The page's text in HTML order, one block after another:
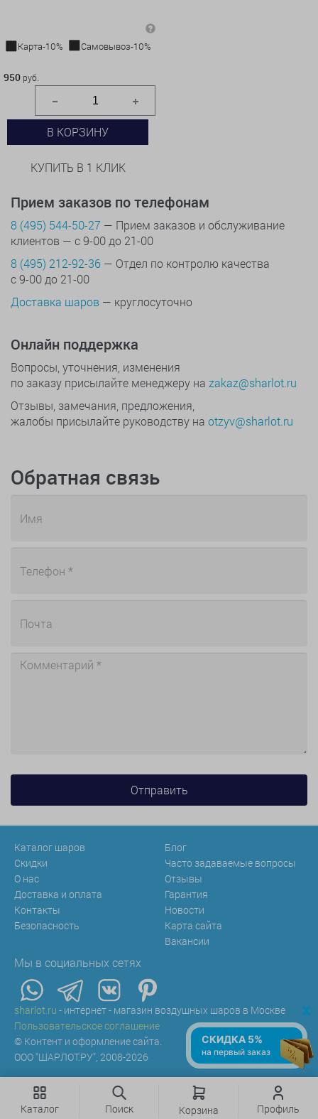
Карта-10%
Самовывоз-10%
950 руб.
В КОРЗИНУ
КУПИТЬ В 1 КЛИК
Прием заказов по телефонам
8 (495) 544-50-27 — Прием заказов и обслуживание
клиентов — с 9-00 до 21-00
8 (495) 212-92-36 — Отдел по контролю качества
с 9-00 до 21-00
Доставка шаров — круглосуточно
Онлайн поддержка
Вопросы, уточнения, изменения
по заказу присылайте менеджеру на zakaz@sharlot.ru
Отзывы, замечания, предложения,
жалобы присылайте руководству на otzyv@sharlot.ru
Обратная связь
Каталог шаров
Скидки
О нас
Доставка и оплата
Контакты
Безопасность
Блог
Часто задаваемые вопросы
Отзывы
Гарантия
Новости
Карта сайта
Вакансии
Мы в социальных сетях
sharlot.ru - интернет - магазин воздушных шаров в Москве
Пользовательское соглашение
© Контент и оформление сайта.
ООО "ШАРЛОТ.РУ", 2008-2026
Каталог Поиск Корзина Профиль
x
СКИДКА 5%
на первый заказ